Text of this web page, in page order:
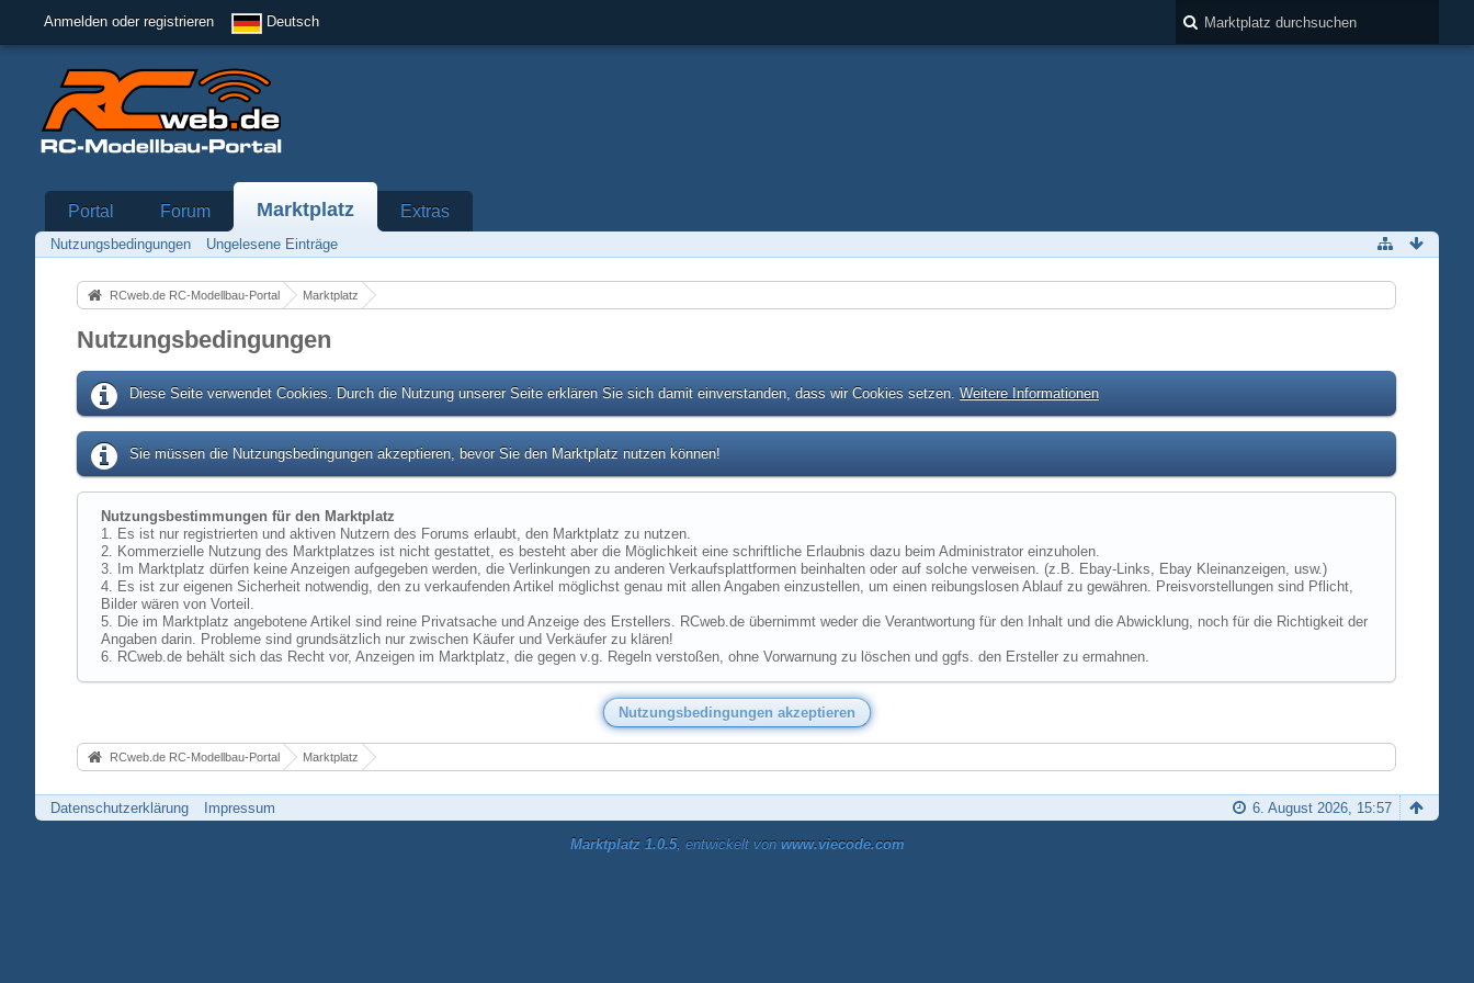
Anmelden oder registrieren Deutsch
Portal Forum Marktplatz Extras
Nutzungsbedingungen Ungelesene Einträge
RCweb.de RC-Modellbau-Portal Marktplatz
Nutzungsbedingungen
Diese Seite verwendet Cookies. Durch die Nutzung unserer Seite erklären Sie sich damit einverstanden, dass wir Cookies setzen. Weitere Informationen
Sie müssen die Nutzungsbedingungen akzeptieren, bevor Sie den Marktplatz nutzen können!
Nutzungsbestimmungen für den Marktplatz
1. Es ist nur registrierten und aktiven Nutzern des Forums erlaubt, den Marktplatz zu nutzen.
2. Kommerzielle Nutzung des Marktplatzes ist nicht gestattet, es besteht aber die Möglichkeit eine schriftliche Erlaubnis dazu beim Administrator einzuholen.
3. Im Marktplatz dürfen keine Anzeigen aufgegeben werden, die Verlinkungen zu anderen Verkaufsplattformen beinhalten oder auf solche verweisen. (z.B. Ebay-Links, Ebay Kleinanzeigen, usw.)
4. Es ist zur eigenen Sicherheit notwendig, den zu verkaufenden Artikel möglichst genau mit allen Angaben einzustellen, um einen reibungslosen Ablauf zu gewähren. Preisvorstellungen sind Pflicht,
Bilder wären von Vorteil.
5. Die im Marktplatz angebotene Artikel sind reine Privatsache und Anzeige des Erstellers. RCweb.de übernimmt weder die Verantwortung für den Inhalt und die Abwicklung, noch für die Richtigkeit der
Angaben darin. Probleme sind grundsätzlich nur zwischen Käufer und Verkäufer zu klären!
6. RCweb.de behält sich das Recht vor, Anzeigen im Marktplatz, die gegen v.g. Regeln verstoßen, ohne Vorwarnung zu löschen und ggfs. den Ersteller zu ermahnen.
RCweb.de RC-Modellbau-Portal Marktplatz
Datenschutzerklärung Impressum 6. August 2026, 15:57
Marktplatz 1.0.5, entwickelt von www.viecode.com